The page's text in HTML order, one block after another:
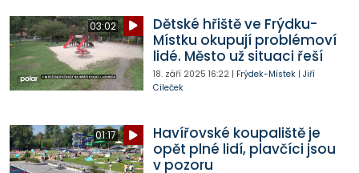
03:02
Dětské hřiště ve Frýdku-
Místku okupují problémoví
lidé. Město už situaci řeší
18. září 2025 16:22| Frýdek-Místek| Jiří
Cileček
01:17
Havířovské koupaliště je
opět plné lidí, plavčíci jsou
v pozoru